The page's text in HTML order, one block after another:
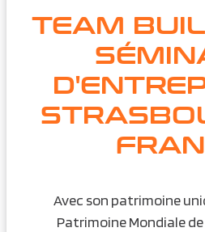
TEAM
Avec son patrimoine
Patrimoine Mondiale de